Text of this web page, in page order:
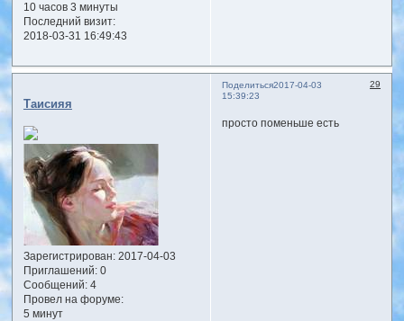
10 часов 3 минуты
Последний визит:
2018-03-31 16:49:43
Поделиться 29
2017-04-03
15:39:23
Таисияя
Зарегистрирован: 2017-04-03
Приглашений:0
Сообщений:4
Провел на форуме:
5 минут
просто поменьше есть